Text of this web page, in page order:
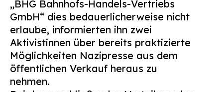
„BHG Bahnhofs-Handels-Vertriebs
GmbH“ dies bedauerlicherweise nicht
erlaube, informierten ihn zwei
Aktivistinnen über bereits praktizierte
Möglichkeiten Nazipresse aus dem
öffentlichen Verkauf heraus zu
nehmen.